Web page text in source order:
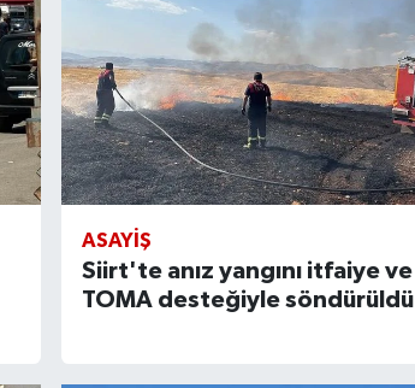
ASAYIŞ
Siirt'te anız yangını itfaiye ve
TOMA desteğiyle söndürüldü